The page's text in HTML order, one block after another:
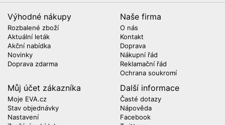
Výhodné nákupy
Rozbalené zboží
Aktuální leták
Akční nabídka
Novinky
Doprava zdarma
Naše firma
O nás
Kontakt
Doprava
Nákupní řád
Reklamační řád
Ochrana soukromí
Můj účet zákazníka
Moje EVA.cz
Stav objednávky
Nastavení
Další informace
Časté dotazy
Nápověda
Facebook